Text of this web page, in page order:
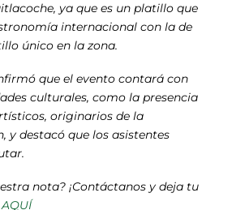
ya que es un platillo que
internacional con la de
único en la zona.
que el evento contará con
culturales, como la presencia
originarios de la
y destacó que los asistentes
nota? ¡Contáctanos y deja tu
AQUÍ